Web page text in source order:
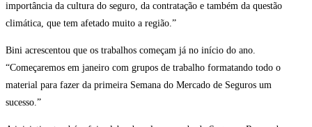
importância da cultura do seguro, da contratação e também da questão
climática, que tem afetado muito a região.”
Bini acrescentou que os trabalhos começam já no início do ano.
“Começaremos em janeiro com grupos de trabalho formatando todo o
material para fazer da primeira Semana do Mercado de Seguros um
sucesso.”